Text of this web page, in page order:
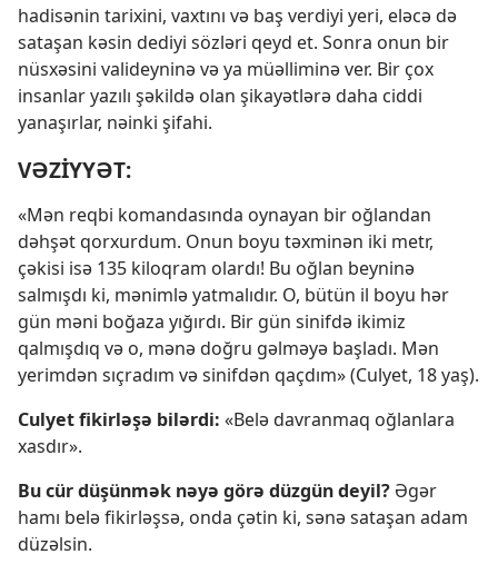
hadisənin tarixini, vaxtını və baş verdiyi yeri, eləcə də
sataşan kəsin dediyi sözləri qeyd et. Sonra onun bir
nüsxəsini valideyninə və ya müəlliminə ver. Bir çox
insanlar yazılı şəkildə olan şikayətlərə daha ciddi
yanaşırlar, nəinki şifahi.
VƏZİYYƏT:
«Mən reqbi komandasında oynayan bir oğlandan
dəhşət qorxurdum. Onun boyu təxminən iki metr,
çəkisi isə 135 kiloqram olardı! Bu oğlan beyninə
salmışdı ki, mənimlə yatmalıdır. O, bütün il boyu hər
gün məni boğaza yığırdı. Bir gün sinifdə ikimiz
qalmışdıq və o, mənə doğru gəlməyə başladı. Mən
yerimdən sıçradım və sinifdən qaçdım» (Culyet, 18 yaş).
Culyet fikirləşə bilərdi: «Belə davranmaq oğlanlara
xasdır».
Bu cür düşünmək nəyə görə düzgün deyil? Əgər
hamı belə fikirləşsə, onda çətin ki, sənə sataşan adam
düzəlsin.